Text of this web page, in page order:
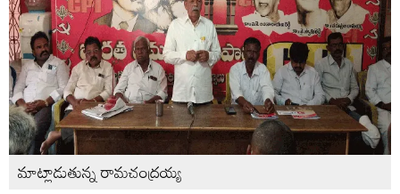
మాట్లాడుతున్న రామచంద్రయ్య